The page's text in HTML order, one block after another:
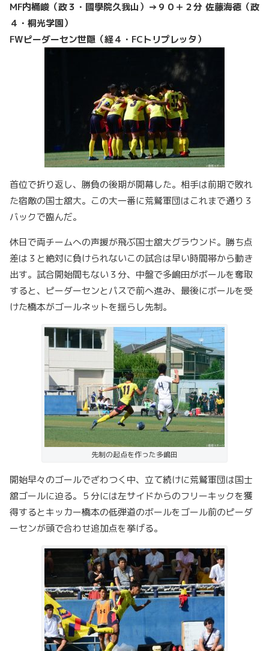
MF内桶峻（政３・國學院久我山）→９０＋２分 佐藤海徳（政
４・桐光学園）
FWピーダーセン世隠（経４・FCトリプレッタ）
首位で折り返し、勝負の後期が開幕した。相手は前期で敗れ
た宿敵の国士舘大。この大一番に荒鷲軍団はこれまで通り３
バックで臨んだ。
休日で両チームへの声援が飛ぶ国士舘大グラウンド。勝ち点
差は３と絶対に負けられないこの試合は早い時間帯から動き
出す。試合開始間もない３分、中盤で多嶋田がボールを奪取
すると、ピーダーセンとパスで前へ進み、最後にボールを受
けた橋本がゴールネットを揺らし先制。
先制の起点を作った多嶋田
開始早々のゴールでざわつく中、立て続けに荒鷲軍団は国士
舘ゴールに迫る。５分には左サイドからのフリーキックを獲
得するとキッカー橋本の低弾道のボールをゴール前のピーダ
ーセンが頭で合わせ追加点を挙げる。